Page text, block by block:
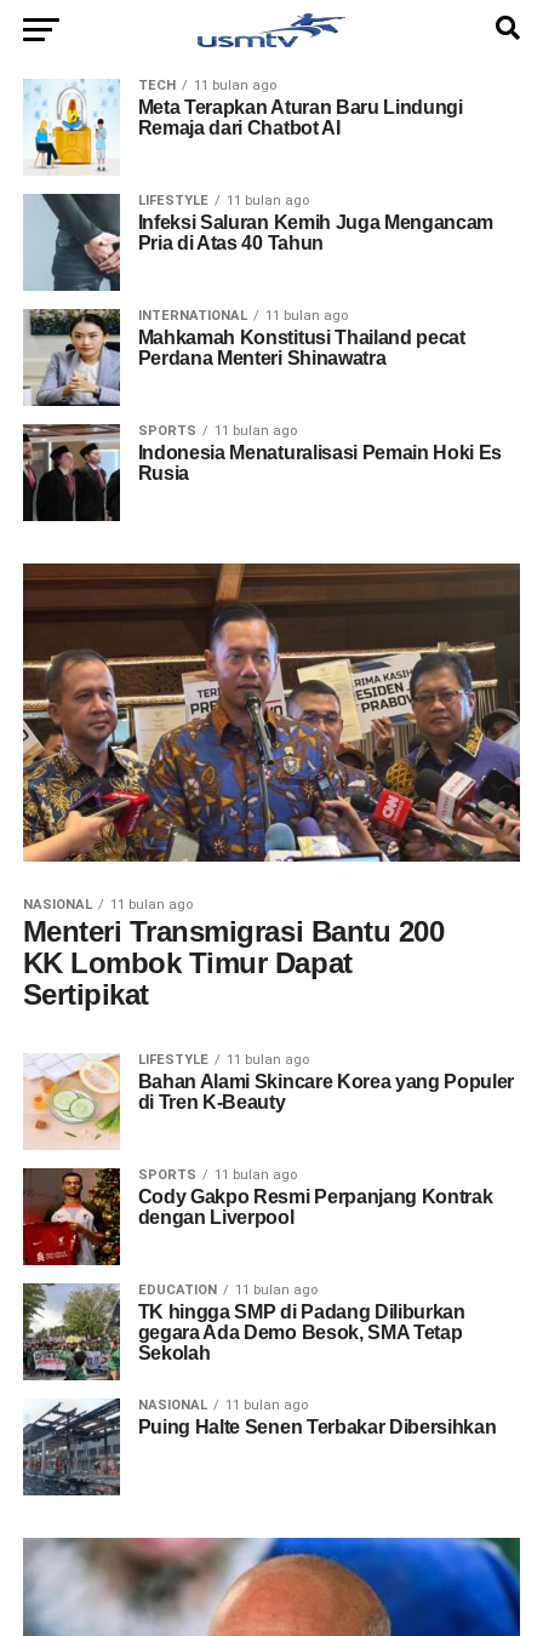
TECH 11 bulan ago
Meta Terapkan Aturan Baru Lindungi
Remaja dari Chatbot AI
LIFESTYLE 11 bulan ago
Infeksi Saluran Kemih Juga Mengancam
Pria di Atas 40 Tahun
INTERNATIONAL 11 bulan ago
Mahkamah Konstitusi Thailand pecat
Perdana Menteri Shinawatra
SPORTS 11 bulan ago
Indonesia Menaturalisasi Pemain Hoki Es
Rusia
NASIONAL 11 bulan ago
Menteri Transmigrasi Bantu 200
KK Lombok Timur Dapat
Sertipikat
LIFESTYLE 11 bulan ago
Bahan Alami Skincare Korea yang Populer
di Tren K-Beauty
SPORTS 11 bulan ago
Cody Gakpo Resmi Perpanjang Kontrak
dengan Liverpool
EDUCATION 11 bulan ago
TK hingga SMP di Padang Diliburkan
gegara Ada Demo Besok, SMA Tetap
Sekolah
NASIONAL 11 bulan ago
Puing Halte Senen Terbakar Dibersihkan